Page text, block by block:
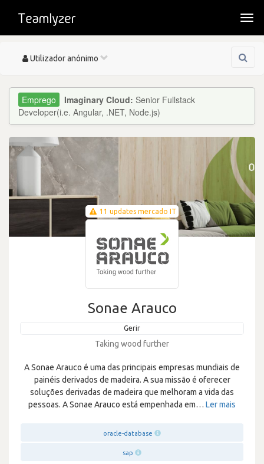
Toggle
Utilizador anónimo
Imaginary Cloud: Senior Fullstack
Developer(i.e. Angular, .NET, Node.js)
11 updates mercado IT
Sonae Arauco
Gerir
Taking wood further
A Sonae Arauco é uma das principais empresas mundiais de
painéis derivados de madeira. A sua missão é oferecer
soluções derivadas de madeira que melhoram a vida das
pessoas. A Sonae Arauco está empenhada em… Ler mais
oracle-database
sap